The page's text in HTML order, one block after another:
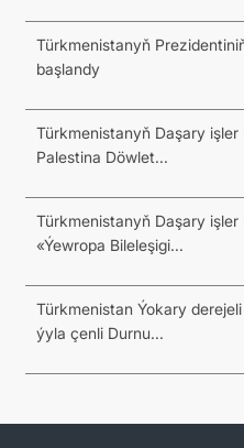
Türkmenistanyň
başlandy
Türkmenistanyň Daşary
Palestina Döwlet...
Türkmenistanyň Daşary
«Ýewropa Bileleşigi...
Türkmenistan Ýokary
ýyla çenli Durnu...